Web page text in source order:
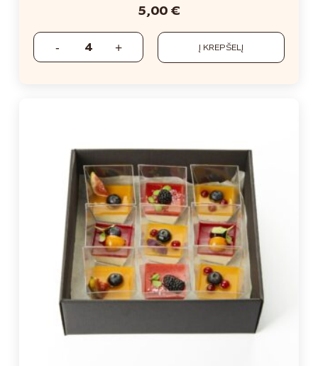
Į KREPŠELĮ
5,00 €